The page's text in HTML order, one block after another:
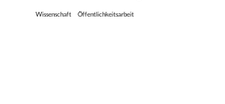
Wissenschaft Öffentlichkeitsarbeit